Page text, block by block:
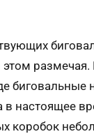
настоящее
коробок